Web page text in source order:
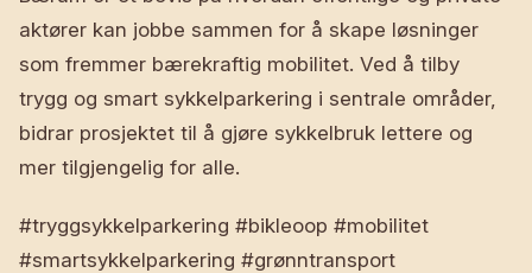
aktører kan jobbe sammen for å skape løsninger
som fremmer bærekraftig mobilitet. Ved å tilby
trygg og smart sykkelparkering i sentrale områder,
bidrar prosjektet til å gjøre sykkelbruk lettere og
mer tilgjengelig for alle.
#tryggsykkelparkering #bikleoop #mobilitet
#smartsykkelparkering #grønntransport